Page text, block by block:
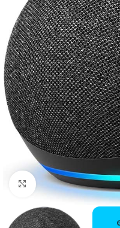
Clique para ampliar